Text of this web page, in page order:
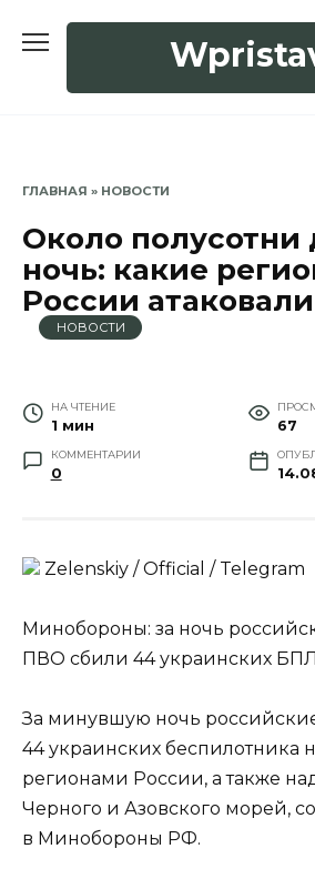
ГЛАВНАЯ » НОВОСТИ
Около полусотни
ночь: какие
России
НОВОСТИ
НА ЧТЕНИЕ
1 мин 67
КОММЕНТАРИИ
0
Zеlеnskiу / Оfficiаl / Telegram
Минобороны: за ночь
ПВО сбили 44 украинских
За минувшую ночь
44 украинских беспилотника
регионами России, а также
Черного и Азовского морей,
в Минобороны РФ.